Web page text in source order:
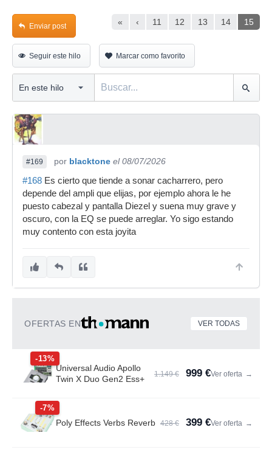
« ‹ 11 12 13 14 15
Enviar post
Seguir este hilo Marcar como favorito
#169 por blacktone el 08/07/2026
#168 Es cierto que tiende a sonar cacharrero, pero
depende del ampli que elijas, por ejemplo ahora le he
puesto cabezal y pantalla Diezel y suena muy grave y
oscuro, con la EQ se puede arreglar. Yo sigo estando
muy contento con esta joyita
OFERTAS EN VER TODAS
-13%
Universal Audio Apollo
Twin X Duo Gen2 Ess+
1.149 € 999 €Ver oferta →
-7%
Poly Effects Verbs Reverb 428 € 399 €Ver oferta →